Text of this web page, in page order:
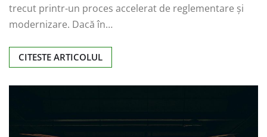
trecut printr-un proces accelerat de reglementare și
modernizare. Dacă în…
CITESTE ARTICOLUL